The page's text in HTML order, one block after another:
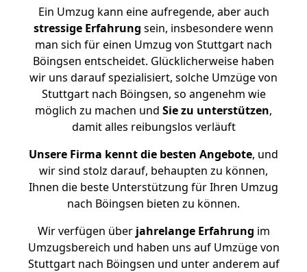
Ein Umzug kann eine aufregende, aber auch
stressige Erfahrung sein, insbesondere wenn
man sich für einen Umzug von Stuttgart nach
Böingsen entscheidet. Glücklicherweise haben
wir uns darauf spezialisiert, solche Umzüge von
Stuttgart nach Böingsen, so angenehm wie
möglich zu machen und Sie zu unterstützen,
damit alles reibungslos verläuft
Unsere Firma kennt die besten Angebote, und
wir sind stolz darauf, behaupten zu können,
Ihnen die beste Unterstützung für Ihren Umzug
nach Böingsen bieten zu können.
Wir verfügen überjahrelange Erfahrung im
Umzugsbereich und haben uns auf Umzüge von
Stuttgart nach Böingsen und unter anderem auf